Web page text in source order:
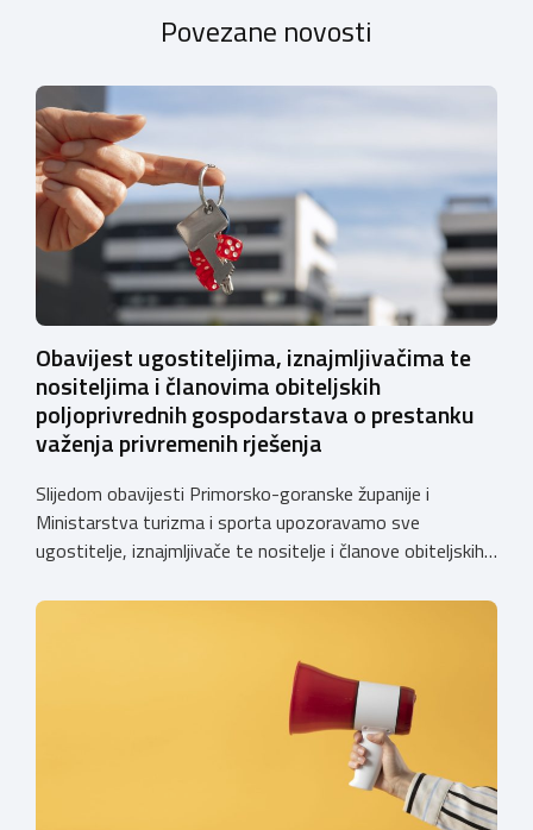
Povezane novosti
Obavijest ugostiteljima, iznajmljivačima te
nositeljima i članovima obiteljskih
poljoprivrednih gospodarstava o prestanku
važenja privremenih rješenja
Slijedom obavijesti Primorsko-goranske županije i
Ministarstva turizma i sporta upozoravamo sve
ugostitelje, iznajmljivače te nositelje i članove obiteljskih
privremenih rješenja izdanih sukladno Zakonu o
1. siječnja 2025. godine više ne mogu podnositi novi
zahtjevi za izdavanje privremenih rješenja, dok već izdana